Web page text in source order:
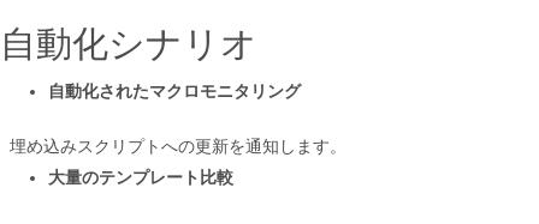
自動化シナリオ
自動化されたマクロモニタリング
埋め込みスクリプトへの更新を通知します。
大量のテンプレート比較